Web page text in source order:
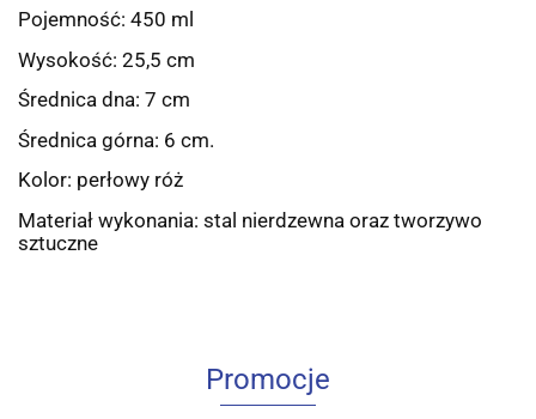
Pojemność: 450 ml
Wysokość: 25,5 cm
Średnica dna: 7 cm
Średnica górna: 6 cm.
Kolor: perłowy róż
Materiał wykonania: stal nierdzewna oraz tworzywo
sztuczne
Promocje